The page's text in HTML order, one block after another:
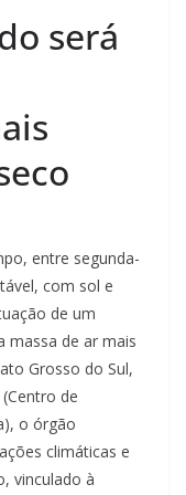
será
entre segunda-
com sol e
de um
massa de ar mais
Grosso do Sul,
de
o órgão
climáticas e
vinculado à